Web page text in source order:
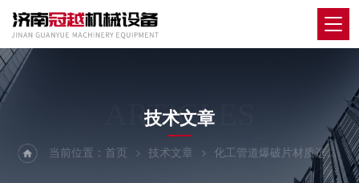
ARTICLES
技术文章
当前位置：首页 技术文章 化工管道爆破片材质选择的方法